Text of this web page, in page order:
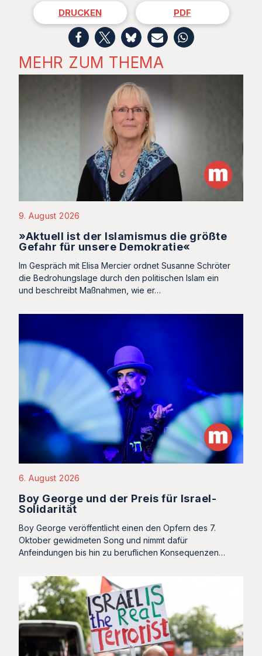
DRUCKEN PDF
MEHR ZUM THEMA
9. August 2026
»Aktuell ist der Islamismus die größte
Gefahr für unsere Demokratie«
Im Gespräch mit Elisa Mercier ordnet Susanne Schröter
die Bedrohungslage durch den politischen Islam ein
und beschreibt Maßnahmen, wie er…
6. August 2026
Boy George und der Preis für Israel-
Solidarität
Boy George veröffentlicht einen den Opfern des 7.
Oktober gewidmeten Song und nimmt dafür
Anfeindungen bis hin zu beruflichen Konsequenzen…